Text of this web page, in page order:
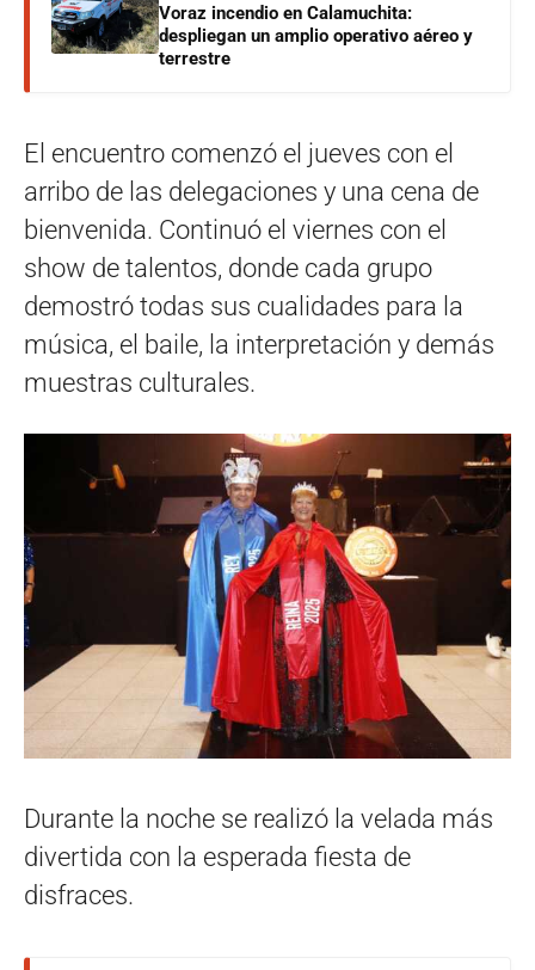
Voraz incendio en Calamuchita:
despliegan un amplio operativo aéreo y
terrestre
El encuentro comenzó el jueves con el
arribo de las delegaciones y una cena de
bienvenida. Continuó el viernes con el
show de talentos, donde cada grupo
demostró todas sus cualidades para la
música, el baile, la interpretación y demás
muestras culturales.
Durante la noche se realizó la velada más
divertida con la esperada fiesta de
disfraces.